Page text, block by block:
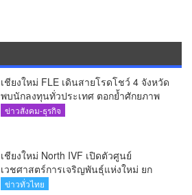
เชียงใหม่ FLE เดินสายโรดโชว์ 4 จังหวัด
พบนักลงทุนทั่วประเทศ ตอกย้ำศักยภาพ
ผู้นำธุรกิจระบบน้ำครบวงจร(คลิป)
ข่าวสังคม-ธุรกิจ
เชียงใหม่ North IVF เปิดตัวศูนย์
เวชศาสตร์การเจริญพันธุ์แห่งใหม่ ยก
ระดับเชียงใหม่สู่ ศูนย์กลางการรักษาผู้มี
ข่าวทั่วไทย